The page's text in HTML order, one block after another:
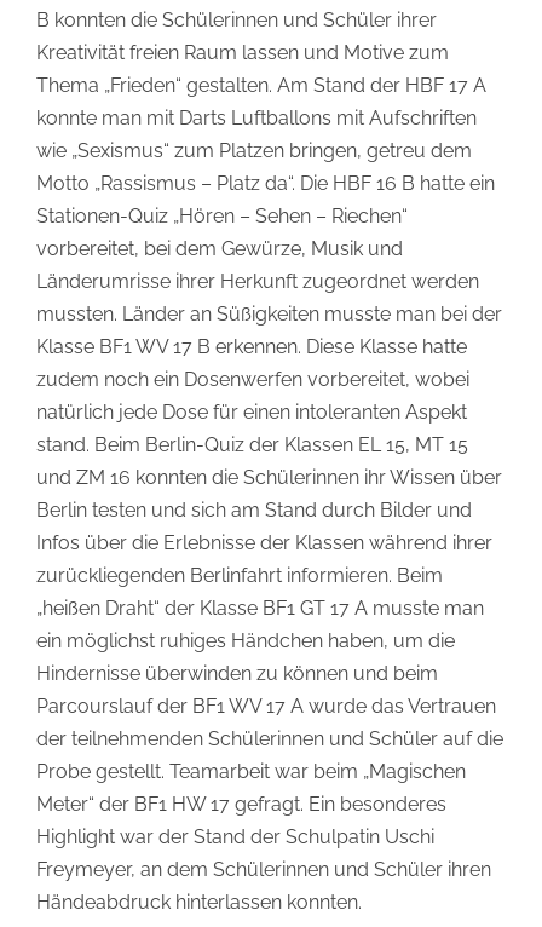
B konnten die Schülerinnen und Schüler ihrer
Kreativität freien Raum lassen und Motive zum
Thema „Frieden“ gestalten. Am Stand der HBF 17 A
konnte man mit Darts Luftballons mit Aufschriften
wie „Sexismus“ zum Platzen bringen, getreu dem
Motto „Rassismus – Platz da“. Die HBF 16 B hatte ein
Stationen-Quiz „Hören – Sehen – Riechen“
vorbereitet, bei dem Gewürze, Musik und
Länderumrisse ihrer Herkunft zugeordnet werden
mussten. Länder an Süßigkeiten musste man bei der
Klasse BF1 WV 17 B erkennen. Diese Klasse hatte
zudem noch ein Dosenwerfen vorbereitet, wobei
natürlich jede Dose für einen intoleranten Aspekt
stand. Beim Berlin-Quiz der Klassen EL 15, MT 15
und ZM 16 konnten die Schülerinnen ihr Wissen über
Berlin testen und sich am Stand durch Bilder und
Infos über die Erlebnisse der Klassen während ihrer
zurückliegenden Berlinfahrt informieren. Beim
„heißen Draht“ der Klasse BF1 GT 17 A musste man
ein möglichst ruhiges Händchen haben, um die
Hindernisse überwinden zu können und beim
Parcourslauf der BF1 WV 17 A wurde das Vertrauen
der teilnehmenden Schülerinnen und Schüler auf die
Probe gestellt. Teamarbeit war beim „Magischen
Meter“ der BF1 HW 17 gefragt. Ein besonderes
Highlight war der Stand der Schulpatin Uschi
Freymeyer, an dem Schülerinnen und Schüler ihren
Händeabdruck hinterlassen konnten.